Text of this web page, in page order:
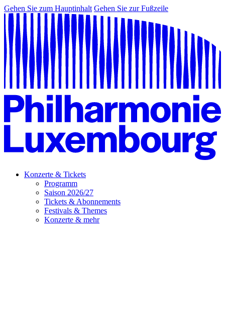
Gehen Sie zum Hauptinhalt Gehen Sie zur Fußzeile
Konzerte & Tickets
Programm
Saison 2026/27
Tickets & Abonnements
Festivals & Themes
Konzerte & mehr